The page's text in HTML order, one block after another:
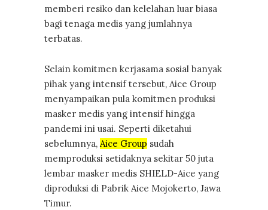
memberi resiko dan kelelahan luar biasa
bagi tenaga medis yang jumlahnya
terbatas.
Selain komitmen kerjasama sosial banyak
pihak yang intensif tersebut, Aice Group
menyampaikan pula komitmen produksi
masker medis yang intensif hingga
pandemi ini usai. Seperti diketahui
sebelumnya, Aice Group sudah
memproduksi setidaknya sekitar 50 juta
lembar masker medis SHIELD-Aice yang
diproduksi di Pabrik Aice Mojokerto, Jawa
Timur.